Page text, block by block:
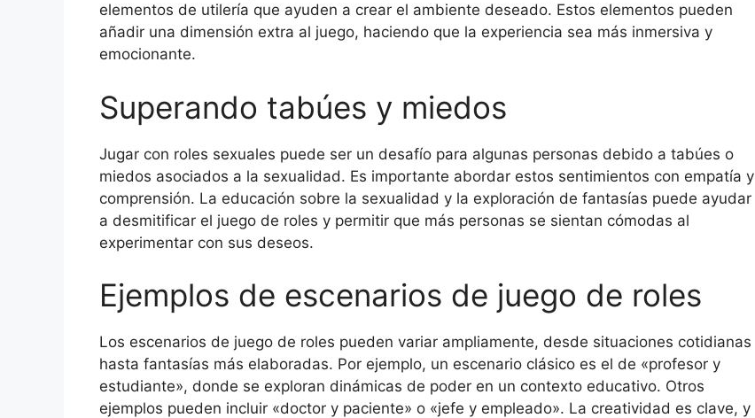
elementos de utilería que ayuden a crear el ambiente deseado. Estos elementos pueden
añadir una dimensión extra al juego, haciendo que la experiencia sea más inmersiva y
emocionante.
Superando tabúes y miedos
Jugar con roles sexuales puede ser un desafío para algunas personas debido a tabúes o
miedos asociados a la sexualidad. Es importante abordar estos sentimientos con empatía y
comprensión. La educación sobre la sexualidad y la exploración de fantasías puede ayudar
a desmitificar el juego de roles y permitir que más personas se sientan cómodas al
experimentar con sus deseos.
Ejemplos de escenarios de juego de roles
Los escenarios de juego de roles pueden variar ampliamente, desde situaciones cotidianas
hasta fantasías más elaboradas. Por ejemplo, un escenario clásico es el de «profesor y
estudiante», donde se exploran dinámicas de poder en un contexto educativo. Otros
ejemplos pueden incluir «doctor y paciente» o «jefe y empleado». La creatividad es clave, y